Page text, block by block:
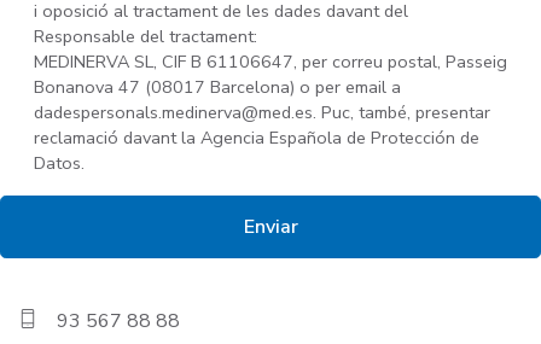
i oposició al tractament de les dades davant del
Responsable del tractament:
MEDINERVA SL, CIF B 61106647, per correu postal, Passeig
Bonanova 47 (08017 Barcelona) o per email a
dadespersonals.medinerva@med.es. Puc, també, presentar
reclamació davant la Agencia Española de Protección de
Datos.
93 567 88 88